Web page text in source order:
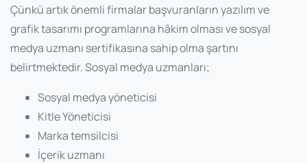
Çünkü artık önemli firmalar başvuranların yazılım ve
grafik tasarımı programlarına hâkim olması ve sosyal
medya uzmanı sertifikasına sahip olma şartını
belirtmektedir. Sosyal medya uzmanları;
Sosyal medya yöneticisi
Kitle Yöneticisi
Marka temsilcisi
İçerik uzmanı